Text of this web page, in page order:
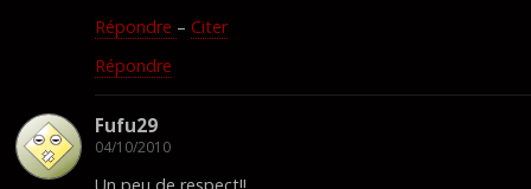
Répondre – Citer
Répondre
Fufu29
04/10/2010